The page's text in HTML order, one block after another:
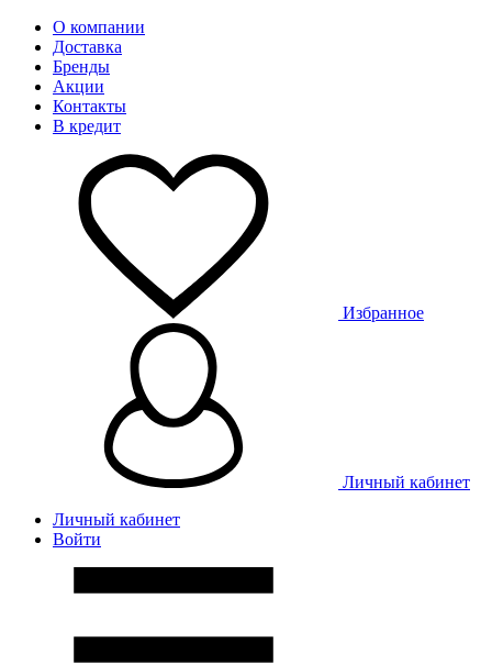
О компании
Доставка
Бренды
Акции
Контакты
В кредит
Избранное
Личный кабинет
Личный кабинет
Войти